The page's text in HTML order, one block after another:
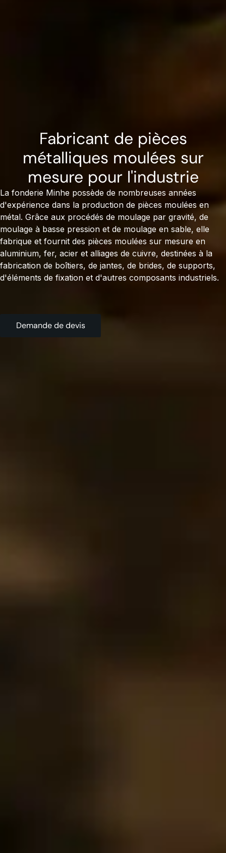
Fabricant de pièces
métalliques moulées sur
mesure pour l'industrie
La fonderie Minhe possède de nombreuses années
d'expérience dans la production de pièces moulées en
métal. Grâce aux procédés de moulage par gravité, de
moulage à basse pression et de moulage en sable, elle
fabrique et fournit des pièces moulées sur mesure en
aluminium, fer, acier et alliages de cuivre, destinées à la
fabrication de boîtiers, de jantes, de brides, de supports,
d'éléments de fixation et d'autres composants industriels.
Demande de devis